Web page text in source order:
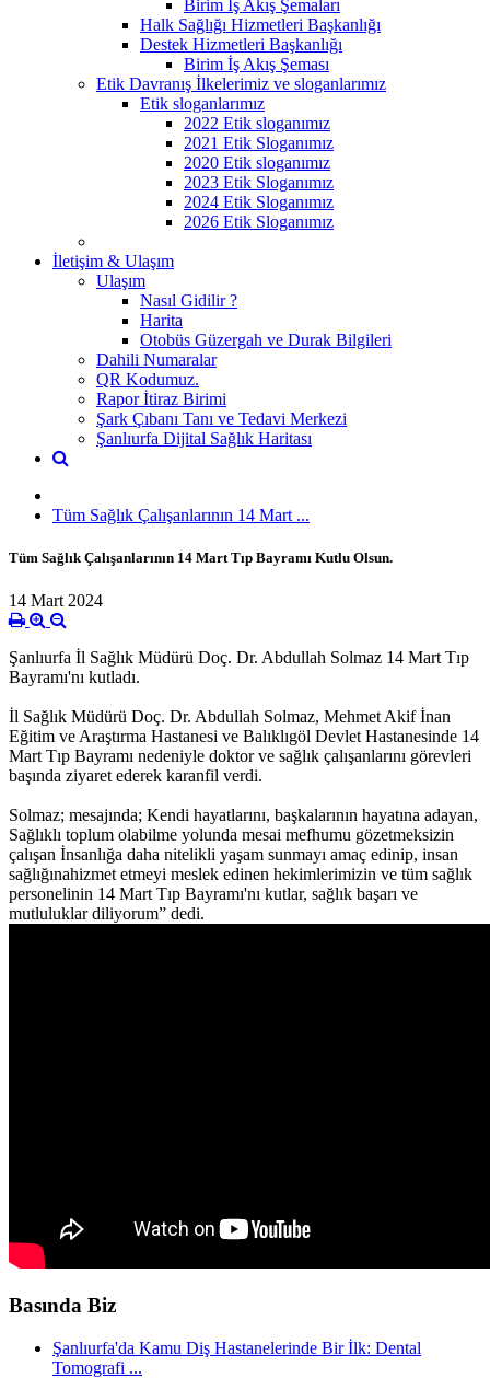
Birim İş Akış Şemaları
Halk Sağlığı Hizmetleri Başkanlığı
Destek Hizmetleri Başkanlığı
Birim İş Akış Şeması
Etik Davranış İlkelerimiz ve sloganlarımız
Etik sloganlarımız
2022 Etik sloganımız
2021 Etik Sloganımız
2020 Etik sloganımız
2023 Etik Sloganımız
2024 Etik Sloganımız
2026 Etik Sloganımız
İletişim & Ulaşım
Ulaşım
Nasıl Gidilir ?
Harita
Otobüs Güzergah ve Durak Bilgileri
Dahili Numaralar
QR Kodumuz.
Rapor İtiraz Birimi
Şark Çıbanı Tanı ve Tedavi Merkezi
Şanlıurfa Dijital Sağlık Haritası
Tüm Sağlık Çalışanlarının 14 Mart ...
Tüm Sağlık Çalışanlarının 14 Mart Tıp Bayramı Kutlu Olsun.
14 Mart 2024
Şanlıurfa İl Sağlık Müdürü Doç. Dr. Abdullah Solmaz 14 Mart Tıp
Bayramı'nı kutladı.
İl Sağlık Müdürü Doç. Dr. Abdullah Solmaz, Mehmet Akif İnan
Eğitim ve Araştırma Hastanesi ve Balıklıgöl Devlet Hastanesinde 14
Mart Tıp Bayramı nedeniyle doktor ve sağlık çalışanlarını görevleri
başında ziyaret ederek karanfil verdi.
Solmaz; mesajında; Kendi hayatlarını, başkalarının hayatına adayan,
Sağlıklı toplum olabilme yolunda mesai mefhumu gözetmeksizin
çalışan İnsanlığa daha nitelikli yaşam sunmayı amaç edinip, insan
sağlığınahizmet etmeyi meslek edinen hekimlerimizin ve tüm sağlık
personelinin 14 Mart Tıp Bayramı'nı kutlar, sağlık başarı ve
mutluluklar diliyorum” dedi.
Basında Biz
Şanlıurfa'da Kamu Diş Hastanelerinde Bir İlk: Dental
Tomografi ...